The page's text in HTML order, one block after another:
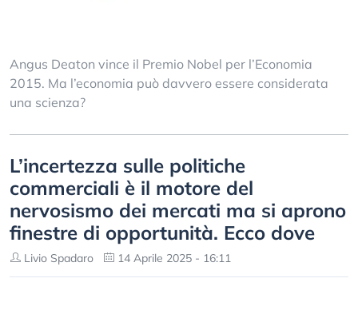
Angus Deaton vince il Premio Nobel per l’Economia
2015. Ma l’economia può davvero essere considerata
una scienza?
L’incertezza sulle politiche
commerciali è il motore del
nervosismo dei mercati ma si aprono
finestre di opportunità. Ecco dove
Livio Spadaro 14 Aprile 2025 - 16:11